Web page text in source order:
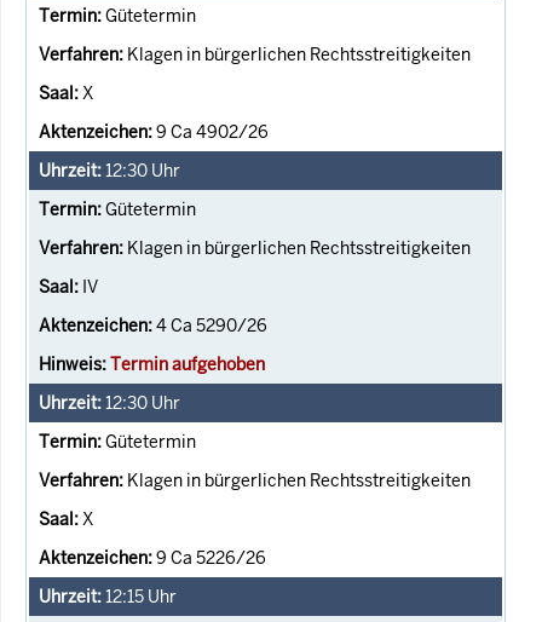
Gütetermin
Klagen in bürgerlichen Rechtsstreitigkeiten
X
9 Ca 4902/26
12:30 Uhr
Gütetermin
Klagen in bürgerlichen Rechtsstreitigkeiten
IV
4 Ca 5290/26
Termin aufgehoben
12:30 Uhr
Gütetermin
Klagen in bürgerlichen Rechtsstreitigkeiten
X
9 Ca 5226/26
12:15 Uhr